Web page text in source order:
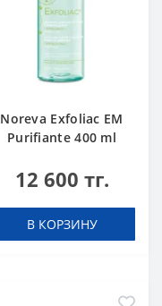
Noreva Exfoliac EM
Purifiante 400 ml
12 600 тг.
В КОРЗИНУ